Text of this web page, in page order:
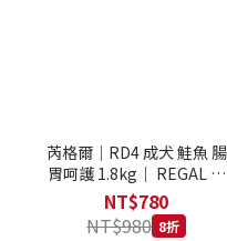
芮格爾｜RD4 成犬 鮭魚 腸
胃呵護 1.8kg｜ REGAL 天
然犬糧 狗飼料
NT$780
NT$980 8折